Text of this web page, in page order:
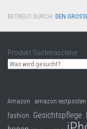
BETREUT DURCH: DEN
Produkt Suchmaschine
Amazon amazon restposten
fashion Gesichtspflege